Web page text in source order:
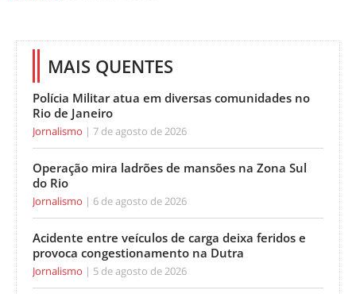
MAIS QUENTES
Polícia Militar atua em diversas comunidades no
Rio de Janeiro
Jornalismo 7 de agosto de 2026
Operação mira ladrões de mansões na Zona Sul
do Rio
Jornalismo 6 de agosto de 2026
Acidente entre veículos de carga deixa feridos e
provoca congestionamento na Dutra
Jornalismo 5 de agosto de 2026